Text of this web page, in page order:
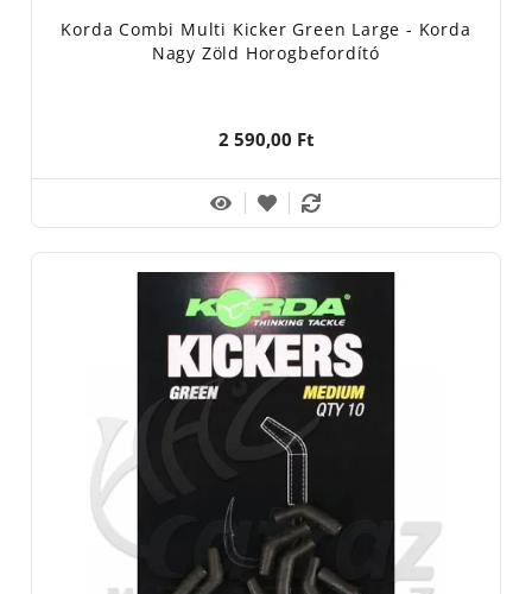
Korda Combi Multi Kicker Green Large - Korda
Nagy Zöld Horogbefordító
2 590,00 Ft